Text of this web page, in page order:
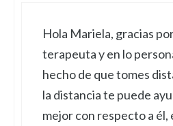
Hola Mariela, gracias
terapeuta y en lo
hecho de que tomes
la distancia te puede
mejor con respecto a él,